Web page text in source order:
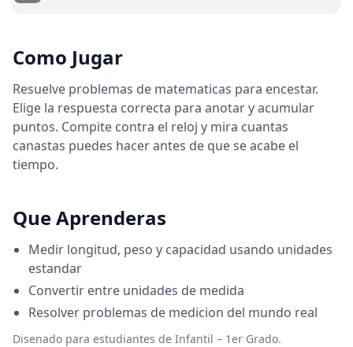
Como Jugar
Resuelve problemas de matematicas para encestar.
Elige la respuesta correcta para anotar y acumular
puntos. Compite contra el reloj y mira cuantas
canastas puedes hacer antes de que se acabe el
tiempo.
Que Aprenderas
Medir longitud, peso y capacidad usando unidades
estandar
Convertir entre unidades de medida
Resolver problemas de medicion del mundo real
Disenado para estudiantes de Infantil – 1er Grado.